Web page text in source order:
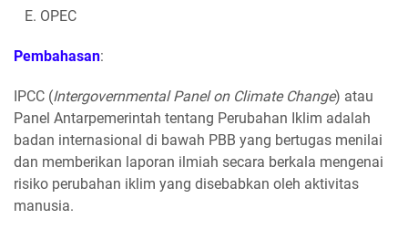
E. OPEC
Pembahasan:
IPCC (Intergovernmental Panel on Climate Change) atau
Panel Antarpemerintah tentang Perubahan Iklim adalah
badan internasional di bawah PBB yang bertugas menilai
dan memberikan laporan ilmiah secara berkala mengenai
risiko perubahan iklim yang disebabkan oleh aktivitas
manusia.